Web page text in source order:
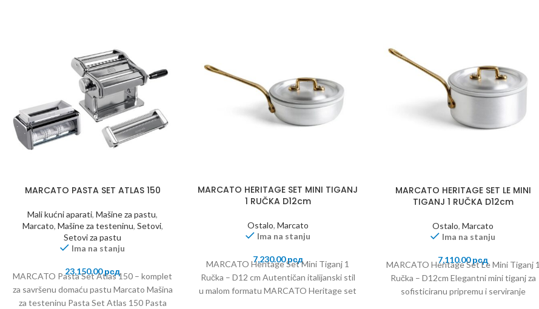
MARCATO PASTA SET ATLAS 150
Mali kućni aparati,Mašine za pastu,
Marcato, Mašine za testeninu, Setovi,
Setovi za pastu
Ima na stanju
23,150.00рсд
MARCATO Pasta Set Atlas 150 – komplet
za savršenu domaću pastu Marcato Mašina
za testeninu Pasta Set Atlas 150 Pasta
MARCATO HERITAGE SET MINI TIGANJ
1 RUČKA D12cm
Ostalo, Marcato
Ima na stanju
7,230.00рсд
MARCATO Heritage Set Mini Tiganj 1
Ručka – D12 cm Autentičan italijanski stil
u malom formatu MARCATO Heritage set
MARCATO HERITAGE SET LE MINI
TIGANJ 1 RUČKA D12cm
Ostalo,Marcato
Ima na stanju
7,110.00рсд
MARCATO Heritage Set Le Mini Tiganj 1
Ručka – D12cm Elegantni mini tiganj za
sofisticiranu pripremu i serviranje